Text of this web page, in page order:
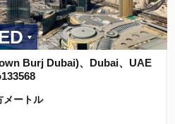
Burj Dubai)、Dubai、UAE
メートル